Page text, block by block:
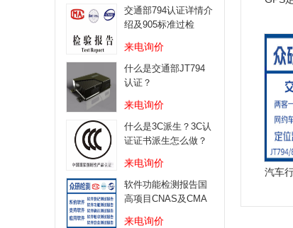
交通部794认证详情介
绍及905标准过检
来电询价
什么是交通部JT794
认证？
来电询价
什么是3C派生？3C认
证证书派生怎么做？
来电询价
软件功能检测报告国
高项目CNAS及CMA
来电询价